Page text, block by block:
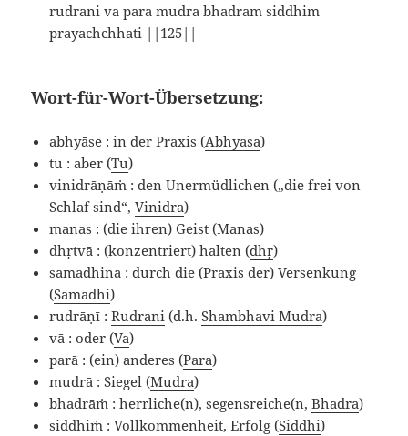
rudrani va para mudra bhadram siddhim
prayachchhati ||125||
Wort-für-Wort-Übersetzung:
abhyāse : in der Praxis (Abhyasa)
tu : aber (Tu)
vinidrāṇāṁ : den Unermüdlichen („die frei von
Schlaf sind“,Vinidra)
manas : (die ihren) Geist (Manas)
dhṛtvā : (konzentriert) halten (dhṛ)
samādhinā : durch die (Praxis der) Versenkung
(Samadhi)
rudrāṇī :Rudrani (d.h.Shambhavi Mudra)
vā : oder (Va)
parā : (ein) anderes (Para)
mudrā : Siegel (Mudra)
bhadrāṁ : herrliche(n), segensreiche(n,Bhadra)
siddhiṁ : Vollkommenheit, Erfolg (Siddhi)